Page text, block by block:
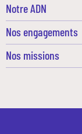
Notre ADN
Nos engagements
Nos missions